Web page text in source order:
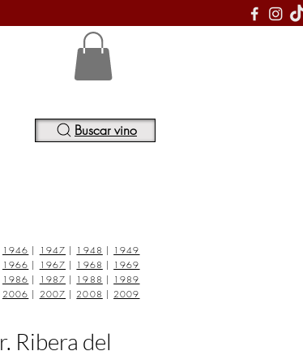
Buscar vino
1946 | 1947 | 1948 | 1949
1966 | 1967 | 1968 | 1969
1986 | 1987 | 1988 | 1989
2006 | 2007 | 2008 | 2009
Ribera del